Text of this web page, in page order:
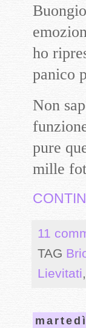
ho
panico
Non
pure
mille
11
TAG
Lievitati,